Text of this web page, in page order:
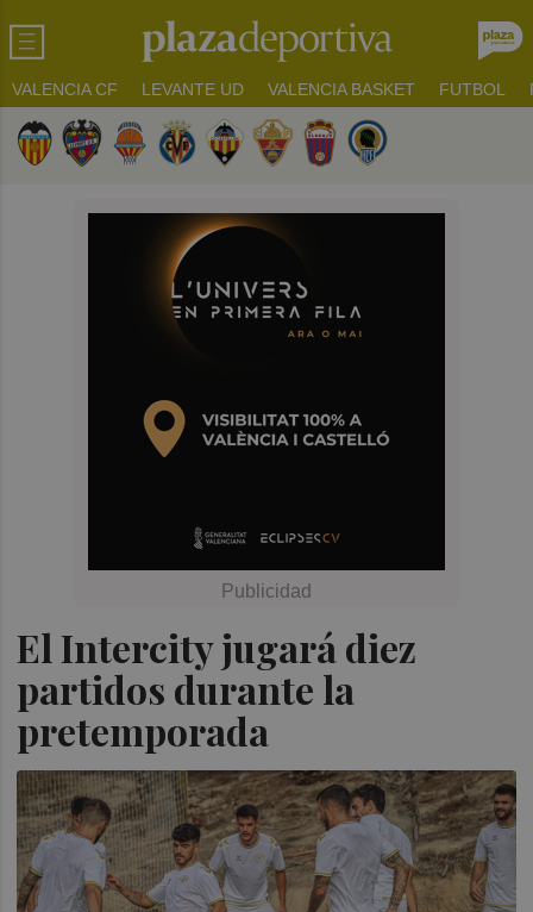
VALENCIA CF LEVANTE UD VALENCIA BASKET FUTBOL
El Intercity jugará diez
partidos durante la
pretemporada